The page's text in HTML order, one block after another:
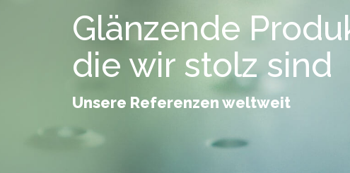
Glänzende
die wir stolz sind
Unsere Referenzen weltweit